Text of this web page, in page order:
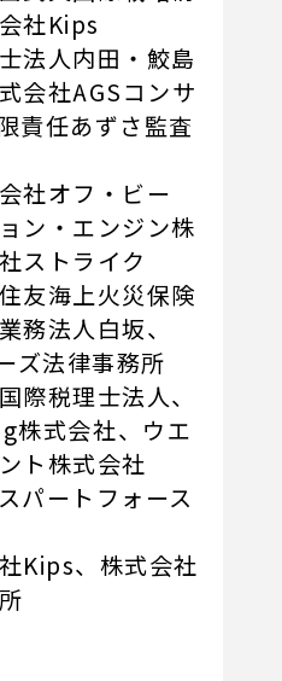
社Kips
人内田・鮫島
会社AGSコンサ
責任あずさ監査
フ・ビー
ン・エンジン株
ストライク
上火災保険
務法人白坂、
ズ法律事務所
理士法人、
式会社、ウエ
ト株式会社
トフォース
Kips、株式会社